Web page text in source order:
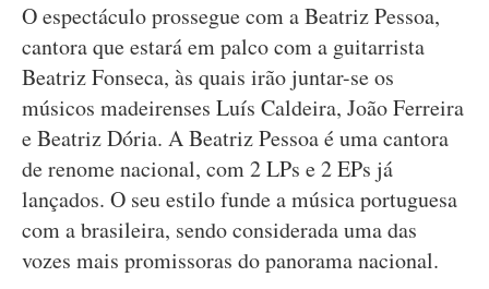
O espectáculo prossegue com a Beatriz Pessoa,
cantora que estará em palco com a guitarrista
Beatriz Fonseca, às quais irão juntar-se os
músicos madeirenses Luís Caldeira, João Ferreira
e Beatriz Dória. A Beatriz Pessoa é uma cantora
de renome nacional, com 2 LPs e 2 EPs já
lançados. O seu estilo funde a música portuguesa
com a brasileira, sendo considerada uma das
vozes mais promissoras do panorama nacional.